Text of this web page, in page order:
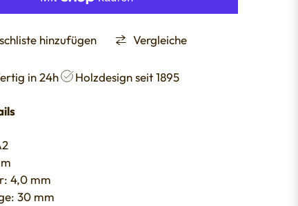
hinzufügen Vergleiche
in 24h Holzdesign seit 1895
4,0 mm
30 mm